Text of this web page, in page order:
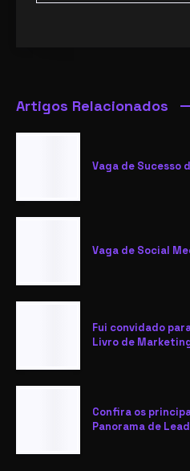
Artigos Relacionados
Vaga de Sucesso
Vaga de Social
Fui convidado
Livro de
Confira os
Panorama de